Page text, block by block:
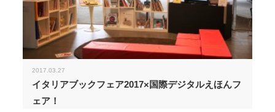
2017.03.27
イタリアブックフェア2017×国際デジタルえほんフ
ェア！